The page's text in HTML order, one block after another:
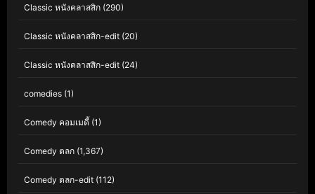
Classic หนังคลาสสิก (290)
Classic หนังคลาสสิก-edit (20)
Classic หนังคลาสสิก-edit (24)
comedies (1)
Comedy คอมเมดี้ (1)
Comedy ตลก (1,367)
Comedy ตลก-edit (112)